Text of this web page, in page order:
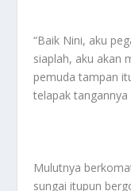
“Baik Nini, aku
siaplah, aku akan
pemuda tampan
telapak
Mulutnya
sungai itupun